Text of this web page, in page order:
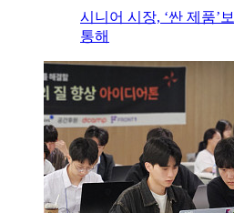
시니어 시장, ‘싼 제품’
통해